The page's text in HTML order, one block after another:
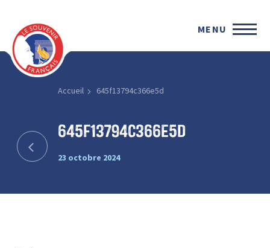
MENU
Accueil 645f13794c366e5d
645f13794c366e5d
23 octobre 2024